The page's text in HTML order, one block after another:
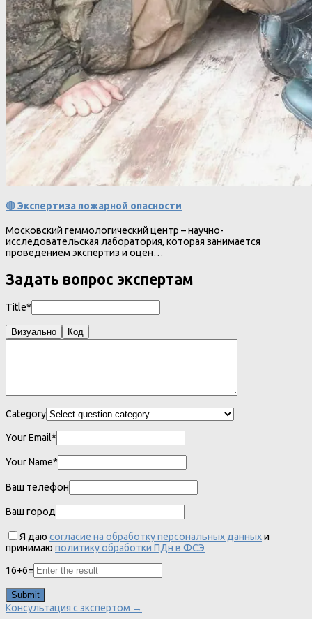
🔴 Экспертиза пожарной опасности
Московский геммологический центр – научно-
исследовательская лаборатория, которая занимается
проведением экспертиз и оцен…
Задать вопрос экспертам
Title*
Визуально Код
Category
Your Email*
Your Name*
Ваш телефон
Ваш город
Я даю согласие на обработку персональных данныхи
принимаю политику обработки ПДн в ФСЭ
16+6=
Консультация с экспертом →